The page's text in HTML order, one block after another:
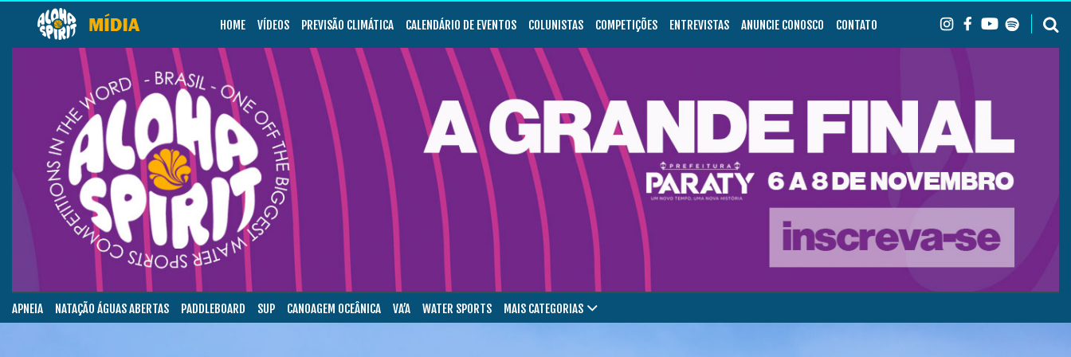
HOME VÍDEOS PREVISÃO CLIMÁTICA CALENDÁRIO DE EVENTOS COLUNISTAS COMPETIÇÕES ENTREVISTAS ANUNCIE CONOSCO CONTATO
APNEIA NATAÇÃO ÁGUAS ABERTAS PADDLEBOARD SUP CANOAGEM OCEÂNICA VA’A WATER SPORTS MAIS CATEGORIAS